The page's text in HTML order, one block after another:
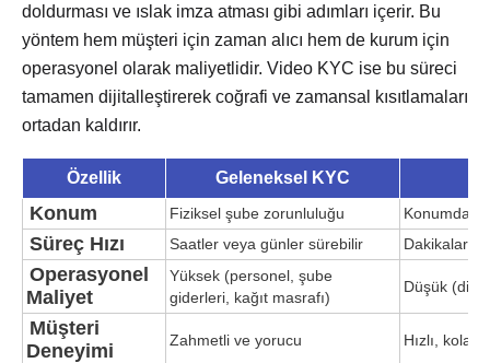
doldurması ve ıslak imza atması gibi adımları içerir. Bu
yöntem hem müşteri için zaman alıcı hem de kurum için
operasyonel olarak maliyetlidir. Video KYC ise bu süreci
tamamen dijitalleştirerek coğrafi ve zamansal kısıtlamaları
ortadan kaldırır.
Özellik Geleneksel KYC
Konum Fiziksel şube zorunluluğu Konumdan
Süreç Hızı Saatler veya günler sürebilir Dakikalar
Operasyonel
Maliyet
Yüksek (personel, şube
giderleri, kağıt masrafı)
Düşük
Müşteri
Deneyimi
Zahmetli ve yorucu Hızlı, kolay